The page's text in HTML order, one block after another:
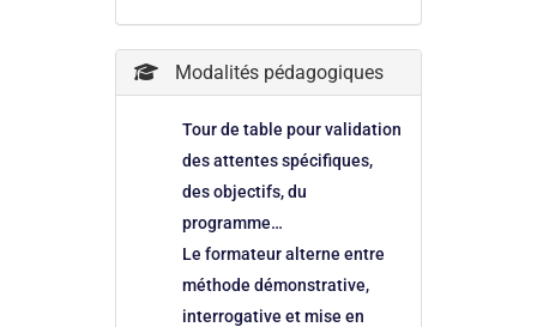
Modalités pédagogiques
Tour de table pour validation
des attentes spécifiques,
des objectifs, du
programme…
Le formateur alterne entre
méthode démonstrative,
interrogative et mise en